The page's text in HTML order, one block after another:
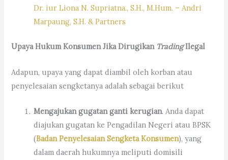
Dr. iur Liona N. Supriatna., S.H., M.Hum. – Andri
Marpaung, S.H. & Partners
Upaya Hukum Konsumen Jika Dirugikan TradingIlegal
Adapun, upaya yang dapat diambil oleh korban atau
penyelesaian sengketanya adalah sebagai berikut
Mengajukan gugatan ganti kerugian. Anda dapat
diajukan gugatan ke Pengadilan Negeri atau BPSK
(Badan Penyelesaian Sengketa Konsumen), yang
dalam daerah hukumnya meliputi domisili